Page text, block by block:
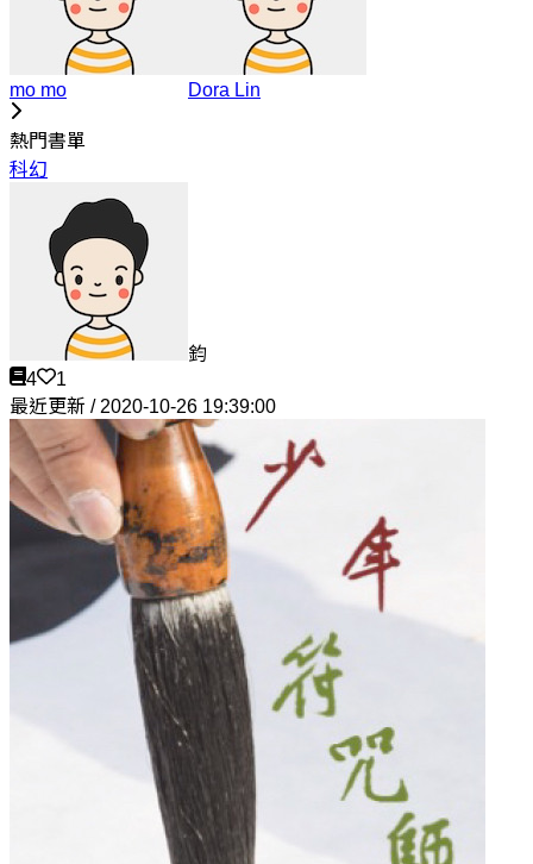
mo mo Dora Lin
熱門書單
科幻
鈞
4
1
最近更新 / 2020-10-26 19:39:00